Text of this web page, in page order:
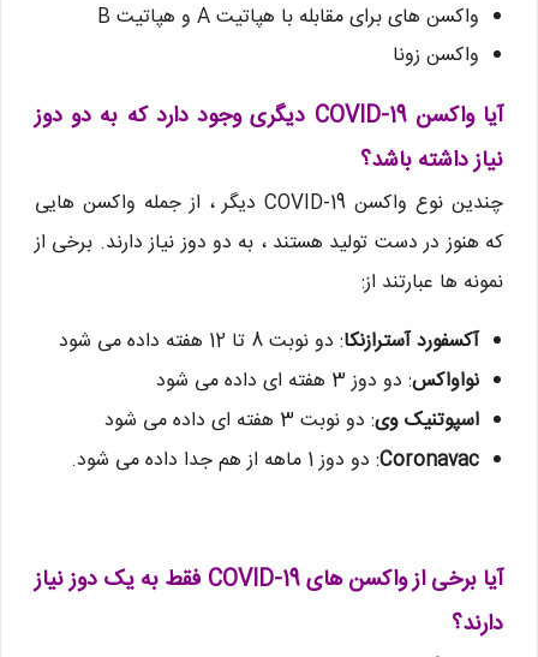
واکسن های برای مقابله با هپاتیت A و هپاتیت B
واکسن زونا
آیا واکسن COVID-19 دیگری وجود دارد که به دو دوز
نیاز داشته باشد؟
چندین نوع واکسن COVID-19 دیگر ، از جمله واکسن هایی
که هنوز در دست تولید هستند ، به دو دوز نیاز دارند. برخی از
نمونه ها عبارتند از:
آکسفورد آسترازنکا: دو نوبت 8 تا 12 هفته داده می شود
نواواکس: دو دوز 3 هفته ای داده می شود
اسپوتنیک وی: دو نوبت 3 هفته ای داده می شود
Coronavac: دو دوز 1 ماهه از هم جدا داده می شود.
آیا برخی از واکسن های COVID-19 فقط به یک دوز نیاز
دارند؟